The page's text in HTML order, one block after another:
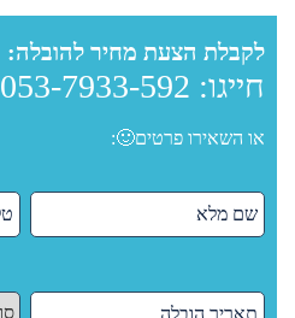
לקבלת הצעת מחיר להובלה:
חייגו: 053-7933-592
או השאירו פרטים🙂: